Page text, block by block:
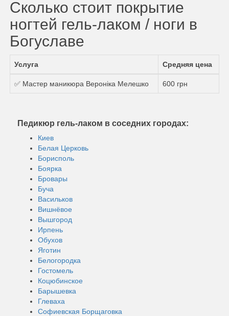
Сколько стоит покрытие
ногтей гель-лаком / ноги в
Богуславе
Услуга Средняя цена
✅ Мастер маникюра Вероніка Мелешко 600 грн
Педикюр гель-лаком в соседних городах:
Киев
Белая Церковь
Борисполь
Боярка
Бровары
Буча
Васильков
Вишнёвое
Вышгород
Ирпень
Обухов
Яготин
Белогородка
Гостомель
Коцюбинское
Барышевка
Глеваха
Софиевская Борщаговка